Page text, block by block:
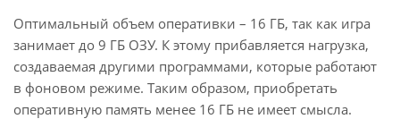
Оптимальный объем оперативки – 16 ГБ, так как игра
занимает до 9 ГБ ОЗУ. К этому прибавляется нагрузка,
создаваемая другими программами, которые работают
в фоновом режиме. Таким образом, приобретать
оперативную память менее 16 ГБ не имеет смысла.